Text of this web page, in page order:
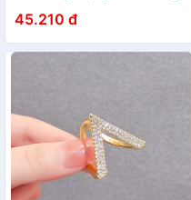
45.210 đ